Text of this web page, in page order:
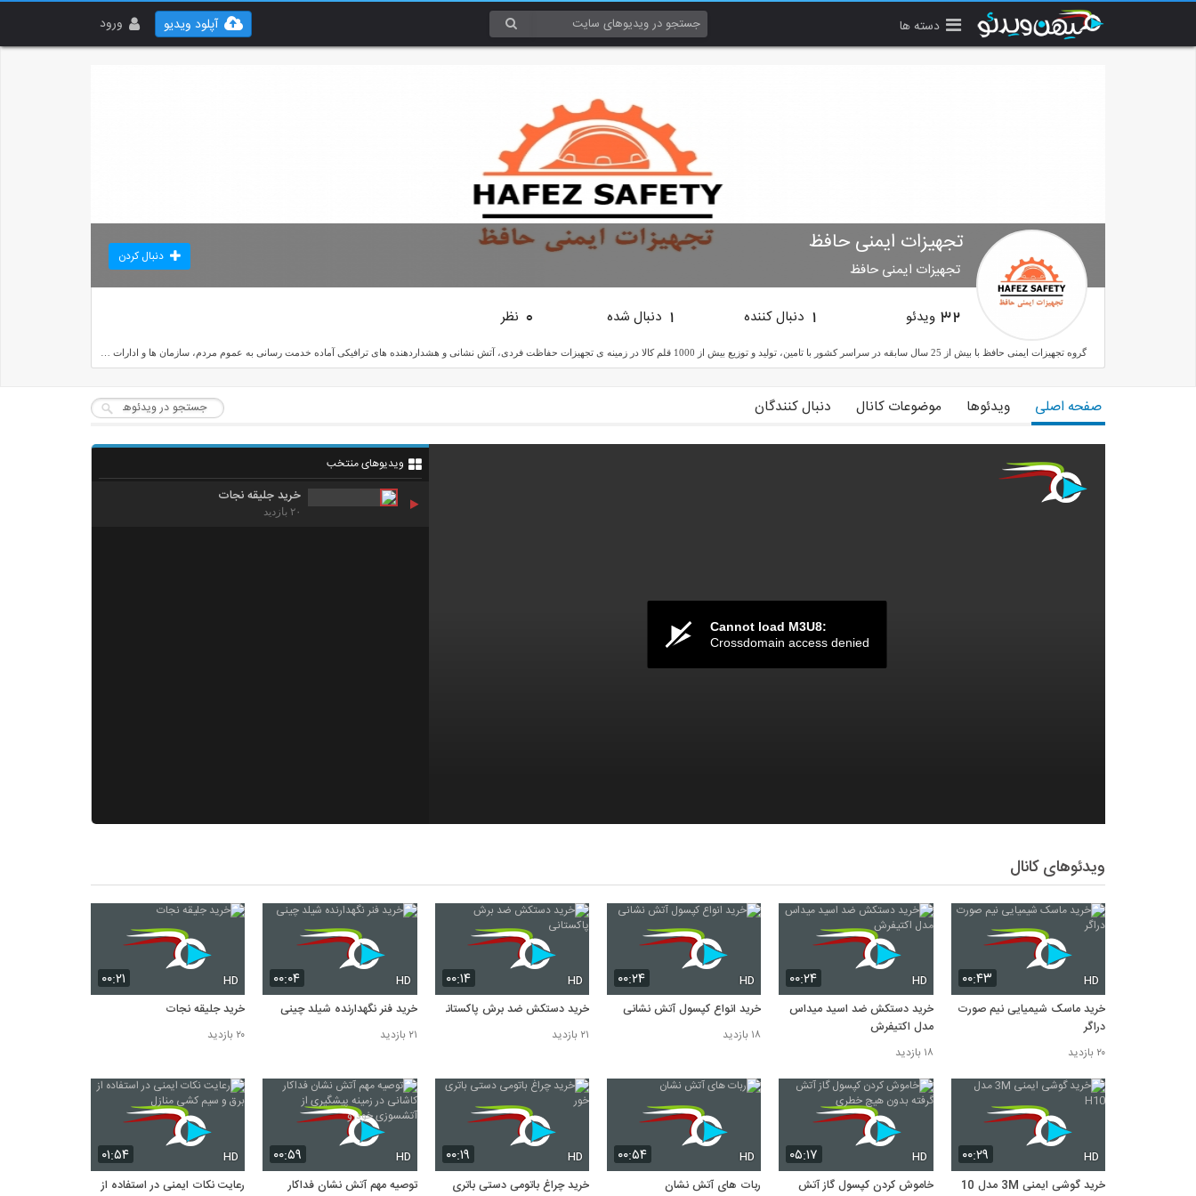
دسته ها ورود آپلود ویدیو
تجهیزات ایمنی حافظ
تجهیزات ایمنی حافظ
دنبال کردن
32 ویدئو 1 دنبال کننده 1 دنبال شده 0 نظر
صفحه اصلی ویدئوها موضوعات کانال دنبال کنندگان
Cannot load M3U8:
Crossdomain access denied
ویدیوهای منتخب
خرید جلیقه نجات
۲۰ بازدید
ویدئوهای کانال
۰۰:۴۳ HD
خرید ماسک شیمیایی نیم صورت
دراگر
۲۰ بازدید
۰۰:۲۴ HD
خرید دستکش ضد اسید میداس
مدل اکتیفرش
۱۸ بازدید
۰۰:۲۴ HD
خرید انواع کپسول آتش نشانی
۱۸ بازدید
۰۰:۱۴ HD
خرید دستکش ضد برش پاکستانی
۲۱ بازدید
۰۰:۰۴ HD
خرید فنر نگهدارنده شیلد چینی
۲۱ بازدید
۰۰:۲۱ HD
خرید جلیقه نجات
۲۰ بازدید
۰۰:۲۹ HD
خرید گوشی ایمنی 3M مدل H10
۰۵:۱۷ HD
خاموش کردن کپسول گاز آتش
۰۰:۵۴ HD
ربات های آتش نشان
۰۰:۱۹ HD
خرید چراغ باتومی دستی باتری
۰۰:۵۹ HD
توصیه مهم آتش نشان فداکار
۰۱:۵۴ HD
رعایت نکات ایمنی در استفاده از